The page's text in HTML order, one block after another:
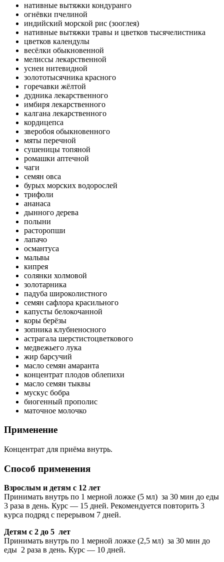
нативные вытяжки кондуранго
огнёвки пчелиной
индийский морской рис (зооглея)
нативные вытяжки травы и цветков тысячелистника
цветков календулы
весёлки обыкновенной
мелиссы лекарственной
уснеи нитевидной
золототысячника красного
горечавки жёлтой
дудника лекарственного
имбиря лекарственного
калгана лекарственного
кордицепса
зверобоя обыкновенного
мяты перечной
сушеницы топяной
ромашки аптечной
чаги
семян овса
бурых морских водорослей
трифоли
ананаса
дынного дерева
полыни
расторопши
лапачо
османтуса
мальвы
кипрея
солянки холмовой
золотарника
падуба широколистного
семян сафлора красильного
капусты белокочанной
коры берёзы
зопника клубненосного
астрагала шерстистоцветкового
медвежьего лука
жир барсучий
масло семян амаранта
концентрат плодов облепихи
масло семян тыквы
мускус бобра
биогенный прополис
маточное молочко
Применение
Концентрат для приёма внутрь.
Способ применения
Взрослым и детям с 12 лет
Принимать внутрь по 1 мерной ложке (5 мл) за 30 мин до еды
3 раза в день. Курс — 15 дней. Рекомендуется повторить 3
курса подряд с перерывом 7 дней.
Детям с 2 до 5 лет
Принимать внутрь по 1 мерной ложке (2,5 мл) за 30 мин до
еды 2 раза в день. Курс — 10 дней.